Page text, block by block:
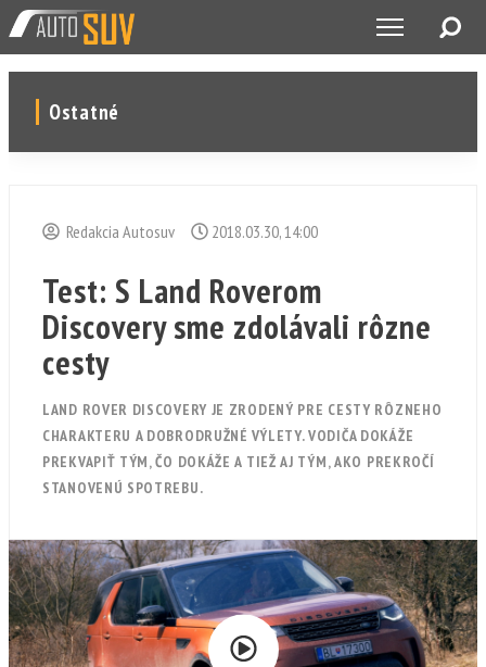
Ostatné
Redakcia Autosuv 2018.03.30, 14:00
Test: S Land Roverom
Discovery sme zdolávali rôzne
cesty
LAND ROVER DISCOVERY JE ZRODENÝ PRE CESTY RÔZNEHO
CHARAKTERU A DOBRODRUŽNÉ VÝLETY. VODIČA DOKÁŽE
PREKVAPIŤ TÝM, ČO DOKÁŽE A TIEŽ AJ TÝM, AKO PREKROČÍ
STANOVENÚ SPOTREBU.